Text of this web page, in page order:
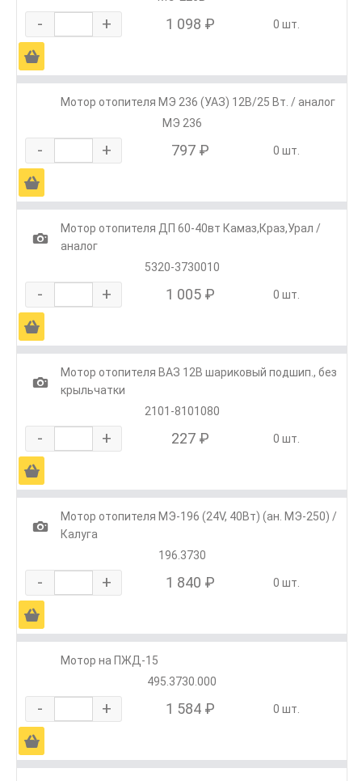
- + 1 098 ₽ 0 шт.
Ä
Мотор отопителя МЭ 236 (УАЗ) 12В/25 Вт. / аналог
МЭ 236
- + 797 ₽ 0 шт.
Ä
1
Мотор отопителя ДП 60-40вт Камаз,Краз,Урал /
аналог
5320-3730010
- + 1 005 ₽ 0 шт.
Ä
1
Мотор отопителя ВАЗ 12В шариковый подшип., без
крыльчатки
2101-8101080
- + 227 ₽ 0 шт.
Ä
1
Мотор отопителя МЭ-196 (24V, 40Вт) (ан. МЭ-250) /
Калуга
196.3730
- + 1 840 ₽ 0 шт.
Ä
Мотор на ПЖД-15
495.3730.000
- + 1 584 ₽ 0 шт.
Ä